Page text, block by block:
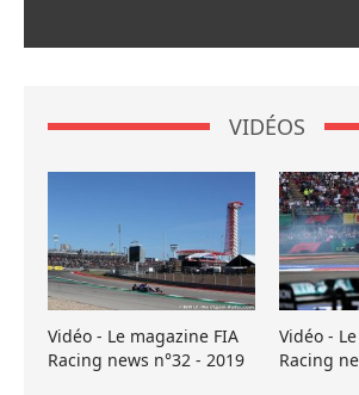
VIDÉOS
Vidéo - Le magazine FIA
Racing news n°32 - 2019
Vidéo -
Racing